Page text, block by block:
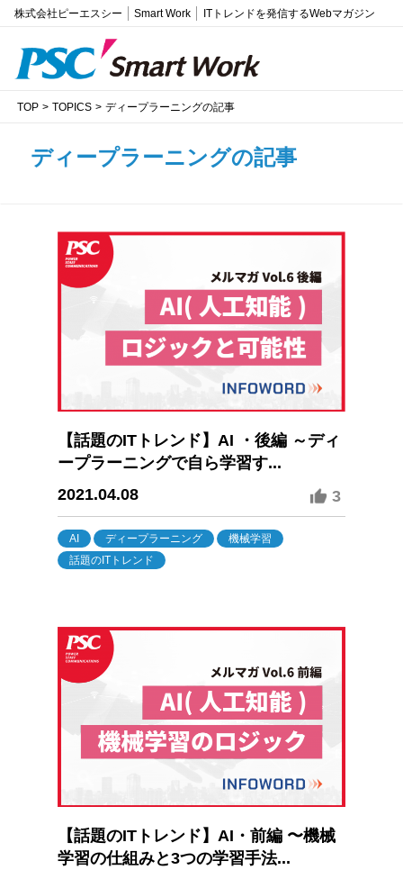
株式会社ピーエスシー Smart Work ITトレンドを発信するWebマガジン
TOP TOPICS ディープラーニングの記事
ディープラーニングの記事
【話題のITトレンド】AI ・後編 ～ディ
ープラーニングで自ら学習す...
2021.04.08
3
AI ディープラーニング
機械学習
話題のITトレンド
【話題のITトレンド】AI・前編 〜機械
学習の仕組みと3つの学習手法...